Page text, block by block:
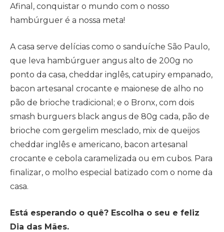
Afinal, conquistar o mundo com o nosso
hambúrguer é a nossa meta!
A casa serve delícias como o sanduíche São Paulo,
que leva hambúrguer angus alto de 200g no
ponto da casa, cheddar inglês, catupiry empanado,
bacon artesanal crocante e maionese de alho no
pão de brioche tradicional; e o Bronx, com dois
smash burguers black angus de 80g cada, pão de
brioche com gergelim mesclado, mix de queijos
cheddar inglês e americano, bacon artesanal
crocante e cebola caramelizada ou em cubos. Para
finalizar, o molho especial batizado com o nome da
casa.
Está esperando o quê? Escolha o seu e feliz
Dia das Mães.